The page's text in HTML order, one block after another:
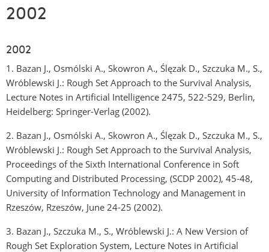
2002
2002
1. Bazan J., Osmólski A., Skowron A., Ślęzak D., Szczuka M., S.,
Wróblewski J.: Rough Set Approach to the Survival Analysis,
Lecture Notes in Artificial Intelligence 2475, 522-529, Berlin,
Heidelberg: Springer-Verlag (2002).
2. Bazan J., Osmólski A., Skowron A., Ślęzak D., Szczuka M., S.,
Wróblewski J.: Rough Set Approach to the Survival Analysis,
Proceedings of the Sixth International Conference in Soft
Computing and Distributed Processing, (SCDP 2002), 45-48,
University of Information Technology and Management in
Rzeszów, Rzeszów, June 24-25 (2002).
3. Bazan J., Szczuka M., S., Wróblewski J.: A New Version of
Rough Set Exploration System, Lecture Notes in Artificial